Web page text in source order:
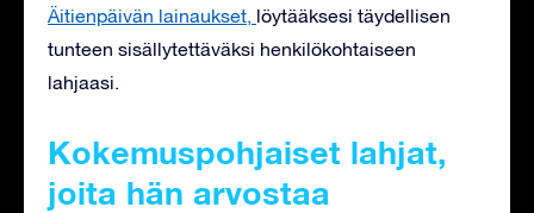
Äitienpäivän lainaukset, löytääksesi täydellisen
tunteen sisällytettäväksi henkilökohtaiseen
lahjaasi.
Kokemuspohjaiset lahjat,
joita hän arvostaa